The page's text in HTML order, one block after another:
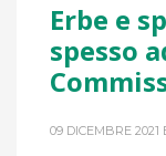
Erbe e
spesso
09 DICEMBRE 2021